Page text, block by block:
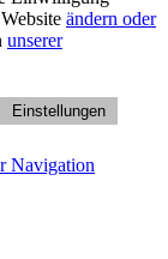
ändern oder
unserer
Einstellungen
Navigation